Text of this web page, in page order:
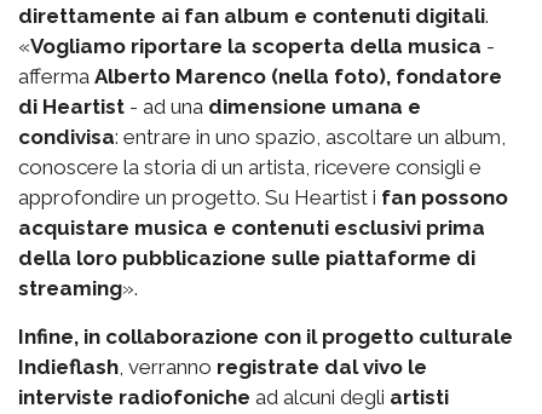
direttamente ai fan album e contenuti digitali.
«Vogliamo riportare la scoperta della musica -
afferma Alberto Marenco (nella foto), fondatore
di Heartist - ad una dimensione umana e
condivisa: entrare in uno spazio, ascoltare un album,
conoscere la storia di un artista, ricevere consigli e
approfondire un progetto. Su Heartist i fan possono
acquistare musica e contenuti esclusivi prima
della loro pubblicazione sulle piattaforme di
streaming».
Infine, in collaborazione con il progetto culturale
Indieflash, verranno registrate dal vivo le
interviste radiofoniche ad alcuni degli artisti